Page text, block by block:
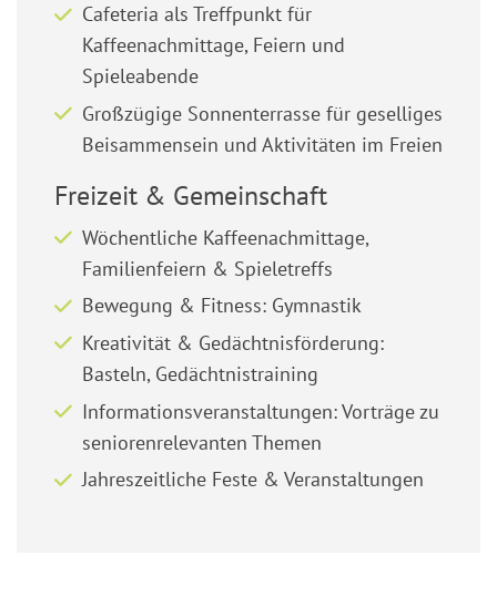
Cafeteria als Treffpunkt für
Kaffeenachmittage, Feiern und
Spieleabende
Großzügige Sonnenterrasse für geselliges
Beisammensein und Aktivitäten im Freien
Freizeit & Gemeinschaft
Wöchentliche Kaffeenachmittage,
Familienfeiern & Spieletreffs
Bewegung & Fitness: Gymnastik
Kreativität & Gedächtnisförderung:
Basteln, Gedächtnistraining
Informationsveranstaltungen: Vorträge zu
seniorenrelevanten Themen
Jahreszeitliche Feste & Veranstaltungen